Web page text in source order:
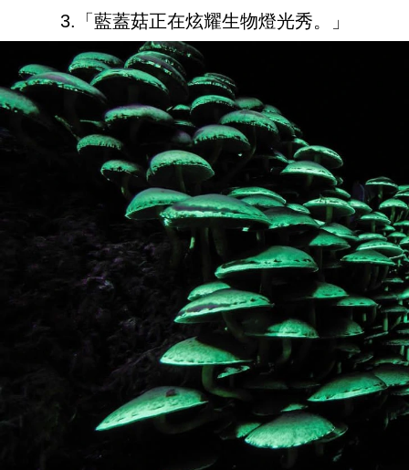
3.「藍蓋菇正在炫耀生物燈光秀。」